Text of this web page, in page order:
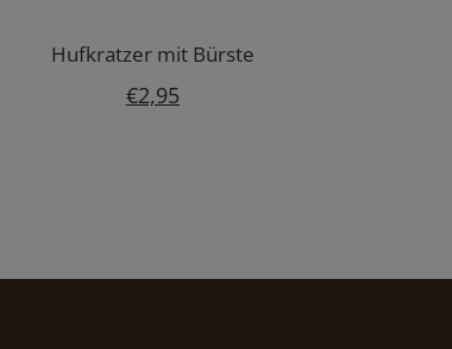
Hufkratzer mit Bürste
€2,95